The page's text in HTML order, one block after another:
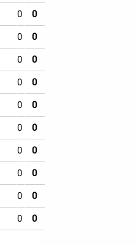
0 0
0 0
0 0
0 0
0 0
0 0
0 0
0 0
0 0
0 0